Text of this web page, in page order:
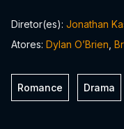
Diretor(es): Jonathan
Atores: Dylan O’Brien
Romance Drama